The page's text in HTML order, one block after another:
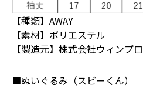
【種類】AWAY
【素材】ポリエステル
【製造元】株式会社ウィンプ
■ぬいぐるみ（スビーくん）